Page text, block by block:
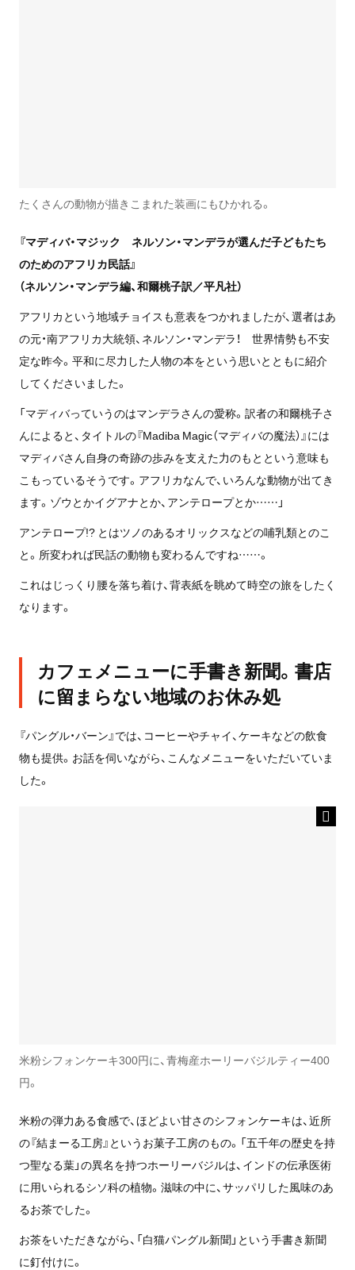
たくさんの動物が描きこまれた装画にもひかれる。
『マディバ・マジック ネルソン・マンデラが選んだ子どもたち
のためのアフリカ民話』
（ネルソン・マンデラ編、和爾桃子訳／平凡社）
アフリカという地域チョイスも意表をつかれましたが、選者はあ
の元・南アフリカ大統領、ネルソン・マンデラ！ 世界情勢も不安
定な昨今。平和に尽力した人物の本をという思いとともに紹介
してくださいました。
「マディバっていうのはマンデラさんの愛称。訳者の和爾桃子さ
んによると、タイトルの『Madiba Magic（マディバの魔法）』には
マディバさん自身の奇跡の歩みを支えた力のもとという意味も
こもっているそうです。アフリカなんで、いろんな動物が出てき
ます。ゾウとかイグアナとか、アンテロープとか……」
アンテロープ!? とはツノのあるオリックスなどの哺乳類とのこ
と。所変われば民話の動物も変わるんですね……。
これはじっくり腰を落ち着け、背表紙を眺めて時空の旅をしたく
なります。
カフェメニューに手書き新聞。書店
に留まらない地域のお休み処
『パングル・バーン』では、コーヒーやチャイ、ケーキなどの飲食
物も提供。お話を伺いながら、こんなメニューをいただいていま
した。
米粉シフォンケーキ300円に、青梅産ホーリーバジルティー400
円。
米粉の弾力ある食感で、ほどよい甘さのシフォンケーキは、近所
の『結まーる工房』というお菓子工房のもの。「五千年の歴史を持
つ聖なる葉」の異名を持つホーリーバジルは、インドの伝承医術
に用いられるシソ科の植物。滋味の中に、サッパリした風味のあ
るお茶でした。
お茶をいただきながら、「白猫パングル新聞」という手書き新聞
に釘付けに。